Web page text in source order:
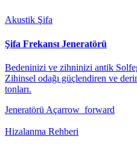
Akustik Şifa
Şifa Frekansı Jeneratörü
Bedeninizi ve zihninizi antik
Zihinsel odağı güçlendiren ve
tonları.
Jeneratörü Açarrow_forward
Hizalanma Rehberi